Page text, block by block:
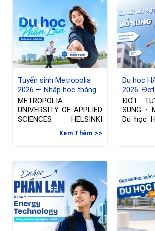
Tuyển sinh Metropolia
2026 — Nhập học tháng
01/2027 tại Phần Lan
METROPOLIA
UNIVERSITY OF APPLIED
SCIENCES · HELSINKI
Đợt tuyển sinh riêng —
Nhập học thángXem Thêm
Du học
2026:
sung
Business
thông tin
ĐỢT
SUNG ·
Du học